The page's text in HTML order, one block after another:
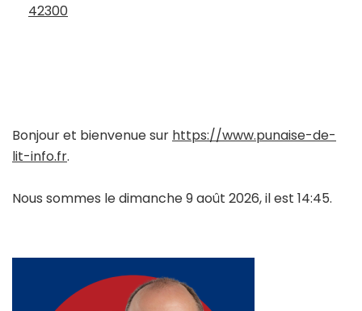
42300
Bonjour et bienvenue sur https://www.punaise-de-
lit-info.fr.
Nous sommes le dimanche 9 août 2026, il est 14:45.